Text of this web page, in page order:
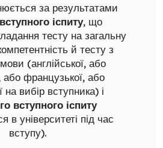
за результатами
іспиту, що
тесту на загальну
й тесту з
(англійської, або
або французької, або
на вибір вступника) і
вступного іспиту
в університеті під час
вступу).